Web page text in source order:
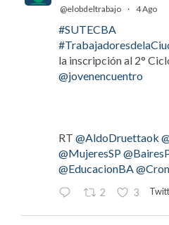
@elobdeltrabajo · 4 Ago
#SUTECBA
la inscripción al 2°
@jovenencuentro
RT @AldoDruettaok
@MujeresSP
@EducacionBA
2 3